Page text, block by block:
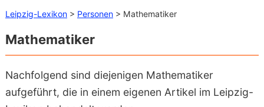
Mathematiker
Nachfolgend sind diejenigen Mathematiker
aufgeführt, die in einem eigenen Artikel im Leipzig-
Leipzig-Lexikon> Personen> Mathematiker